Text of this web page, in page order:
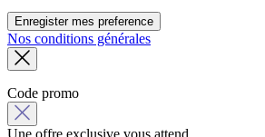
Enregister mes preference
Nos conditions générales
Code promo
Une offre exclusive vous attend